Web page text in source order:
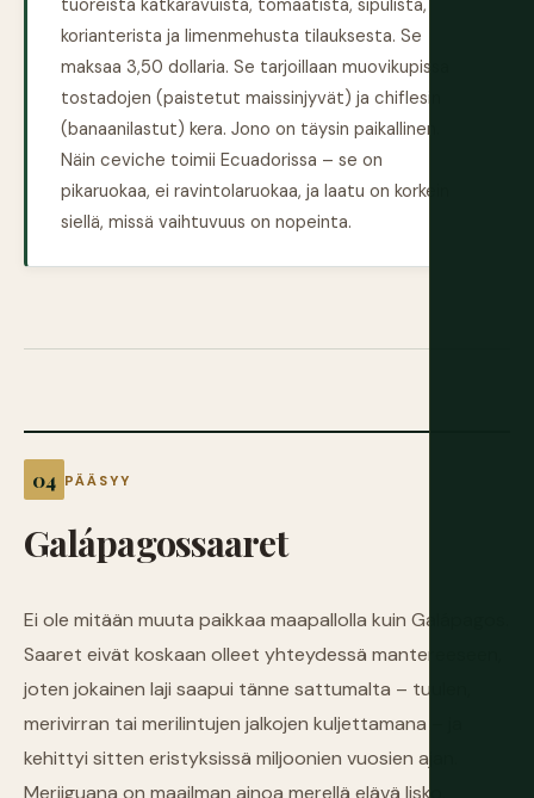
tuoreista katkaravuista, tomaatista, sipulista,
korianterista ja limenmehusta tilauksesta. Se
maksaa 3,50 dollaria. Se tarjoillaan muovikupissa
tostadojen (paistetut maissinjyvät) ja chiflesin
(banaanilastut) kera. Jono on täysin paikallinen.
Näin ceviche toimii Ecuadorissa – se on
pikaruokaa, ei ravintolaruokaa, ja laatu on korkein
siellä, missä vaihtuvuus on nopeinta.
PÄÄSYY
Galápagossaaret
Ei ole mitään muuta paikkaa maapallolla kuin Galápagos.
Saaret eivät koskaan olleet yhteydessä mantereeseen,
joten jokainen laji saapui tänne sattumalta – tuulen,
merivirran tai merilintujen jalkojen kuljettamana – ja
kehittyi sitten eristyksissä miljoonien vuosien ajan.
Meriiguana on maailman ainoa merellä elävä lisko.